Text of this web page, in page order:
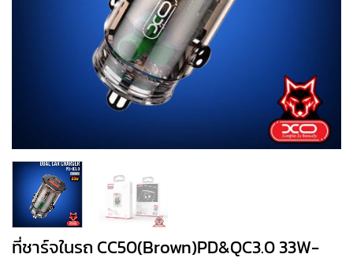
ที่ชาร์จในรถ CC50(Brown)PD&QC3.0 33W-